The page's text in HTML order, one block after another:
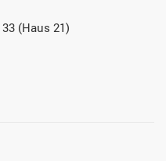
(Haus 21)